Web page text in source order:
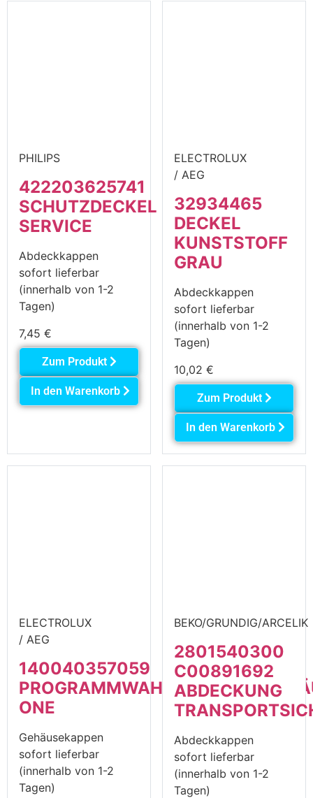
PHILIPS
422203625741
SCHUTZDECKEL
SERVICE
Abdeckkappen
sofort lieferbar
(innerhalb von 1-2
Tagen)
7,45 €
Zum Produkt
In den Warenkorb
ELECTROLUX
/ AEG
32934465
DECKEL
KUNSTSTOFF
GRAU
Abdeckkappen
sofort lieferbar
(innerhalb von 1-2
Tagen)
10,02 €
Zum Produkt
In den Warenkorb
ELECTROLUX
/ AEG
140040357059
ONE
Gehäusekappen
sofort lieferbar
(innerhalb von 1-2
Tagen)
BEKO/GRUNDIG/ARCELIK
2801540300
C00891692
ABDECKUNG
Abdeckkappen
sofort lieferbar
(innerhalb von 1-2
Tagen)